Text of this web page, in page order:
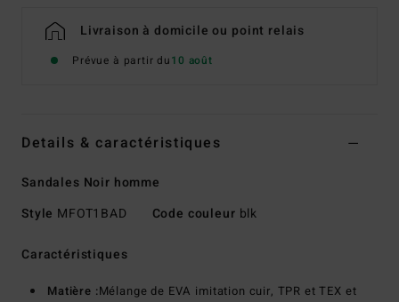
Livraison à domicile ou point relais
Prévue à partir du10 août
Details & caractéristiques
Sandales Noir homme
Style MFOT1BAD Code couleur blk
Caractéristiques
Matière :Mélange de EVA imitation cuir, TPR et TEX et